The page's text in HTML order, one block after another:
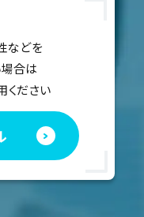
などを
合は
ください